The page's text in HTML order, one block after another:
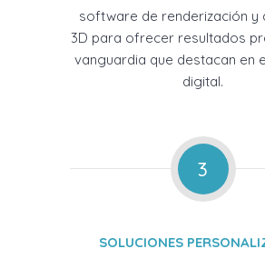
software de renderización y
3D para ofrecer resultados
vanguardia que destacan en
digital.
3
SOLUCIONES